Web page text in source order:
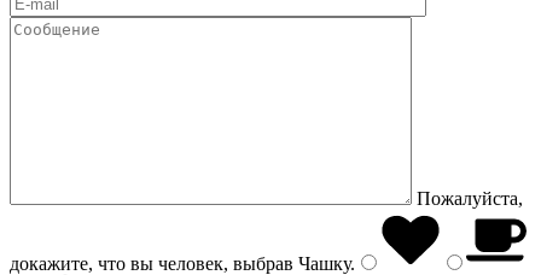
Пожалуйста,
докажите, что вы человек, выбрав Чашку.